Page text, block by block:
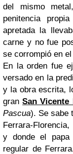
del mismo
penitencia
apretada la
carne y no fue
se corrompió en
En la orden fue
versado en la
y la obra escrita,
granSan Vicente
Pascua). Se sabe
Ferrara-
y donde el papa
regular de